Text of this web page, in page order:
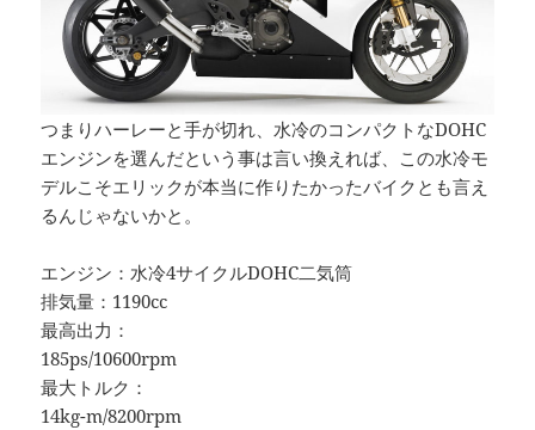
つまりハーレーと手が切れ、水冷のコンパクトなDOHC
エンジンを選んだという事は言い換えれば、この水冷モ
デルこそエリックが本当に作りたかったバイクとも言え
るんじゃないかと。
エンジン：水冷4サイクルDOHC二気筒
排気量：1190cc
最高出力：
185ps/10600rpm
最大トルク：
14kg-m/8200rpm